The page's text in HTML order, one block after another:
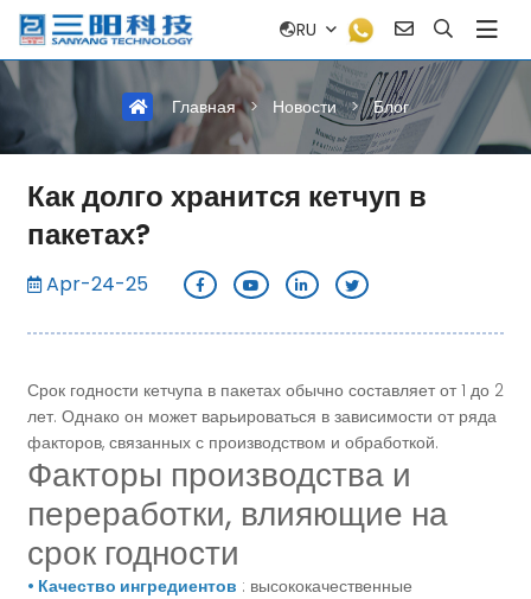
RU
Главная > Новости > Блог
Как долго хранится кетчуп в
пакетах?
Apr-24-25
Срок годности кетчупа в пакетах обычно составляет от 1 до 2
лет. Однако он может варьироваться в зависимости от ряда
факторов, связанных с производством и обработкой.
Факторы производства и
переработки, влияющие на
срок годности
• Качество ингредиентов : высококачественные